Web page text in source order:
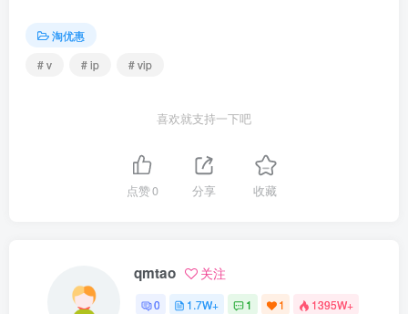
淘优惠
# v
# ip # vip
喜欢就支持一下吧
点赞0 分享 收藏
qmtao 关注
0 1.7W+ 1 1 1395W+